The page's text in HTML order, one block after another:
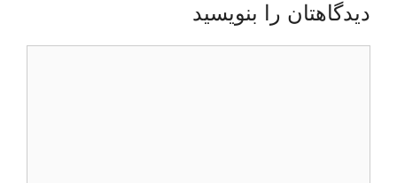
دیدگاهتان را بنویسید